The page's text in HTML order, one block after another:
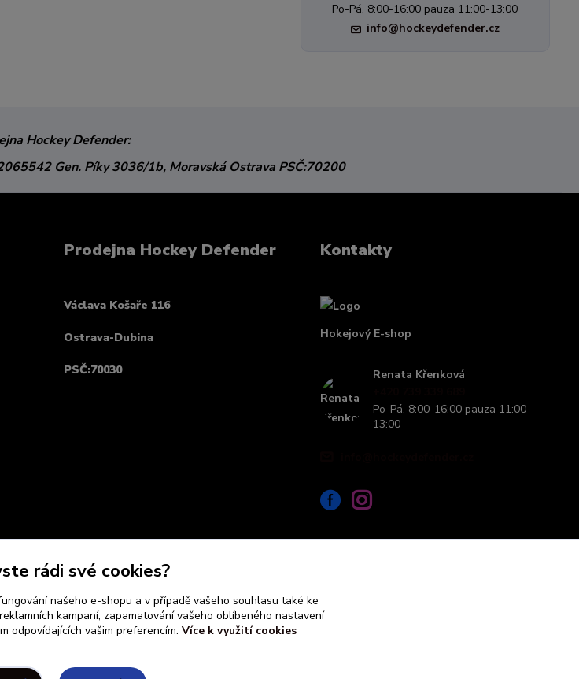
Po-Pá, 8:00-16:00 pauza 11:00-13:00
info@hockeydefender.cz
Hockey Defender:
Gen. Píky 3036/1b, Moravská Ostrava PSČ:70200
Prodejna Hockey Defender
Václava Košaře 116
Ostrava-Dubina
PSČ:70030
Kontakty
Hokejový E-shop
Renata Křenková
Po-Pá, 8:00-16:00 pauza 11:00-
13:00
rádi své cookies?
našeho e-shopu a v případě vašeho souhlasu také ke
kampaní, zapamatování vašeho oblíbeného nastavení
odpovídajících vašim preferencím. Více k využití cookies